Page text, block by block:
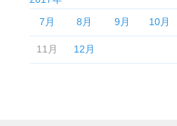
7月
8月 9月 10月
11月 12月